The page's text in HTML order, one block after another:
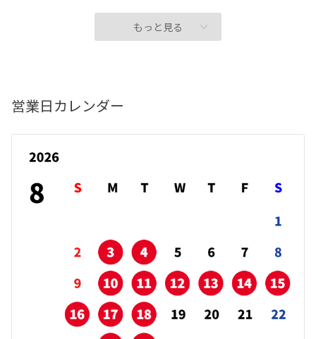
もっと見る
営業日カレンダー